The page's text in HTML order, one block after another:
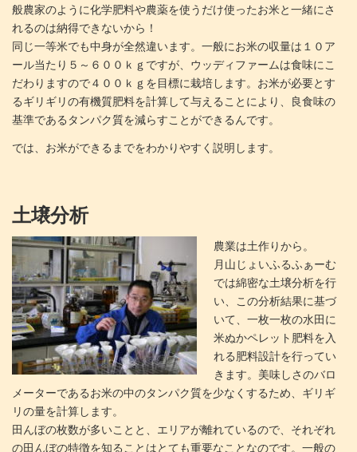
般農家のように化学肥料や農薬を使うだけ使ったお米と一緒にさ
れるのは納得できないから！
同じ一等米でも中身が全然違います。一般にお米の収量は１０ア
ール当たり５～６００ｋｇですが、ウッディファームは食味にこ
だわりますので４００ｋｇを目標に栽培します。お米が必要とす
るギリギリの有機質肥料を計算して与えることにより、良食味の
基準であるタンパク質を減らすことができるんです。
では、お米ができるまでをわかりやすく説明します。
土壌分析
農業は土作りから。
月山じょいふるふぁーむ
では綿密な土壌分析を行
い、この分析結果に基づ
いて、一枚一枚の水田に
米ぬかペレット肥料を入
れる肥料設計を行ってい
きます。美味しさのバロ
メーターであるお米の中のタンパク質を少なくするため、ギリギ
リの量を計算します。
田んぼの枚数が多いことと、エリアが離れているので、それぞれ
の田んぼの特徴を知ることはとても重要なことなのです。一般の